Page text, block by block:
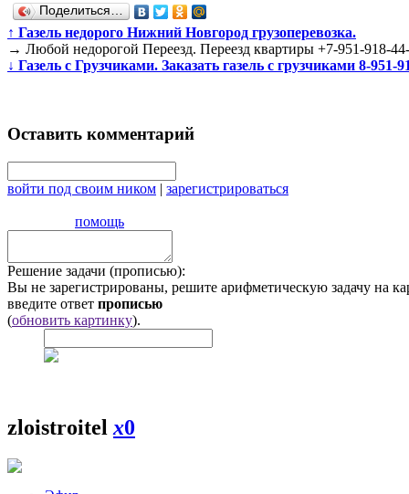
Поделиться…
↑ Газель недорого Нижний Новгород грузоперевозка.
→ Любой недорогой Переезд. Переезд квартиры +7-951-918-
↓ Газель с Грузчиками. Заказать газель с грузчиками 8-951-
Оставить комментарий
войти под своим ником | зарегистрироваться
помощь
Решение задачи (прописью):
Вы не зарегистрированы, решите арифметическую задачу на
введите ответ прописью
(обновить картинку).
zloistroitelx0